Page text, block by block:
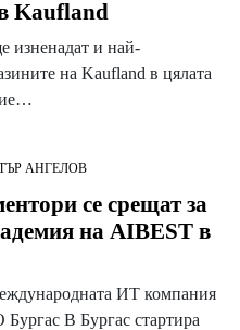
Kaufland
изненадат и най-
на Kaufland в цялата
АНГЕЛОВ
се срещат за
на AIBEST в
ИТ компания
В Бургас стартира